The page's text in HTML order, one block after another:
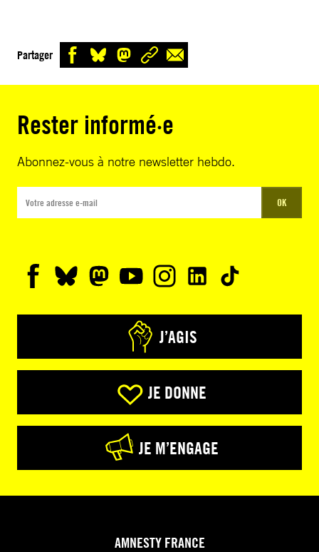
Partager
Rester informé·e
Abonnez-vous à notre newsletter hebdo.
OK
J’AGIS
JE DONNE
JE M’ENGAGE
AMNESTY FRANCE